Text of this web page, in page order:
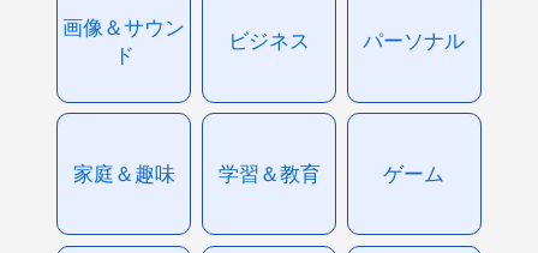
画像＆サウン
ド
ビジネス パーソナル
家庭＆趣味 学習＆教育 ゲーム